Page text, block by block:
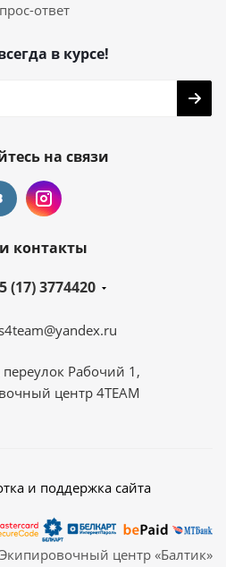
ответ
в курсе!
на связи
контакты
(17) 3774420
Рабочий 1,
центр 4TEAM
и поддержка сайта
центр «Балтик»